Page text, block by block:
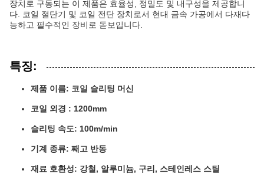
장치로 구동되는 이 제품은 효율성, 정밀도 및 내구성을 제공합니
다. 코일 절단기 및 코일 전단 장치로서 현대 금속 가공에서 다재다
능하고 필수적인 장비로 돋보입니다.
특징:
제품 이름: 코일 슬리팅 머신
코일 외경 : 1200mm
슬리팅 속도: 100m/min
기계 종류: 째고 반동
재료 호환성: 강철, 알루미늄, 구리, 스테인레스 스틸